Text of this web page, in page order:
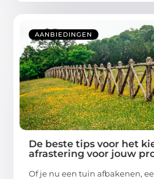
AANBIEDINGEN
De beste tips voor het
afrastering voor jouw
Of je nu een tuin afbakenen,